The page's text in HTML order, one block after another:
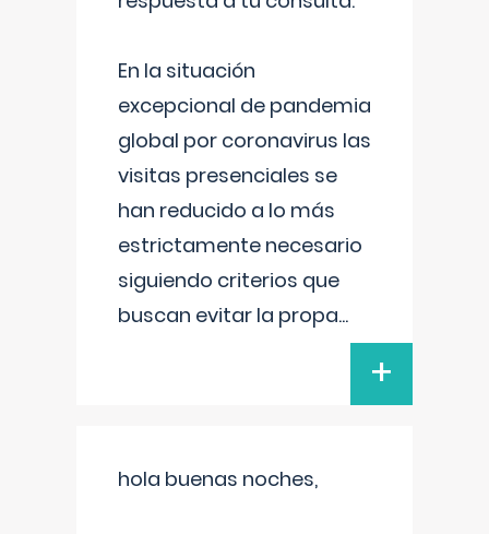
En la situación
excepcional de pandemia
global por coronavirus las
visitas presenciales se
han reducido a lo más
estrictamente necesario
siguiendo criterios que
buscan evitar la propa...
+
hola buenas noches,